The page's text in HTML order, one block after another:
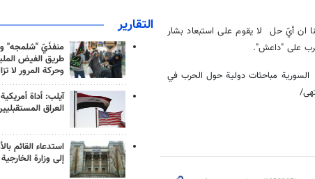
ان أيّ حل لا يقوم على استبعاد بشار
على "داعش".
السورية مباحثات دولية حول الحرب في
التقارير
منفذَيّ "شلمجه"
طريق الفيض
وحركة المرور لا
آيلب: أداة
العراق
استدعاء القائم
إلى وزارة الخارجية